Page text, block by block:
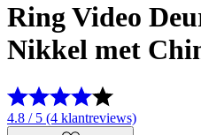
Ring Video
Nikkel met
4.8 / 5 (4 klantreviews)